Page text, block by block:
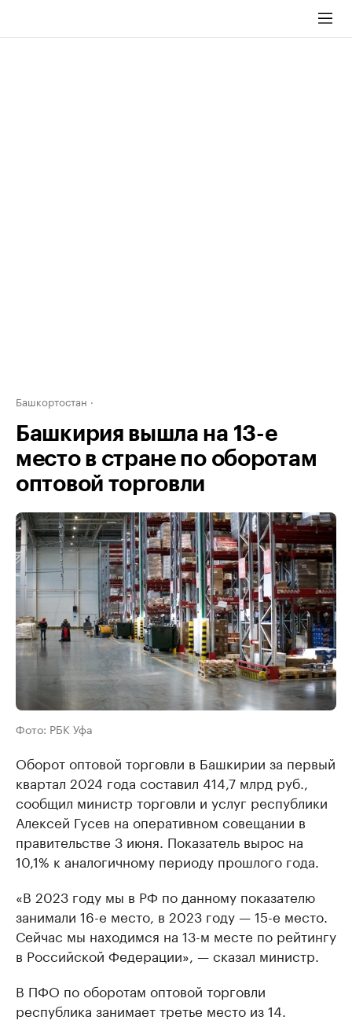
Башкортостан
Башкирия вышла на 13-е
место в стране по оборотам
оптовой торговли
Фото: РБК Уфа
Оборот оптовой торговли в Башкирии за первый
квартал 2024 года составил 414,7 млрд руб.,
сообщил министр торговли и услуг республики
Алексей Гусев на оперативном совещании в
правительстве 3 июня. Показатель вырос на
10,1% к аналогичному периоду прошлого года.
«В 2023 году мы в РФ по данному показателю
занимали 16-е место, в 2023 году — 15-е место.
Сейчас мы находимся на 13-м месте по рейтингу
в Российской Федерации», — сказал министр.
В ПФО по оборотам оптовой торговли
республика занимает третье место из 14.